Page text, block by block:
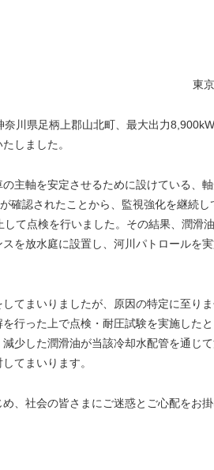
東
川県足柄上郡山北町、最大出力
しました。
主軸を安定させるために設けている、軸
確認されたことから、監視強化を継続
て点検を行いました。その結果、潤滑
を放水庭に設置し、河川パトロールを
てまいりましたが、原因の特定に至り
行った上で点検・耐圧試験を実施した
少した潤滑油が当該冷却水配管を通じ
てまいります。
、社会の皆さまにご迷惑とご心配をお